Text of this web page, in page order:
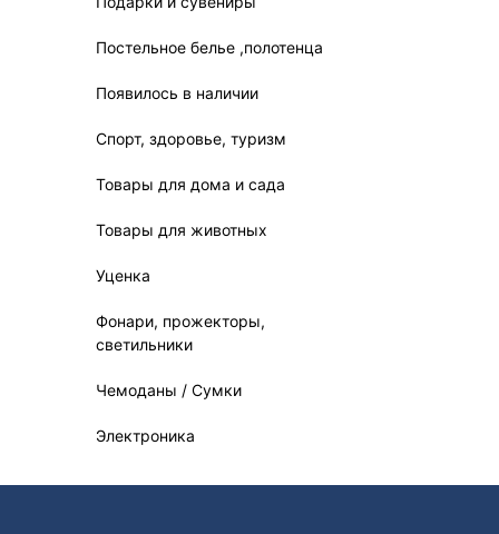
Постельное белье ,полотенца
Появилось в наличии
Спорт, здоровье, туризм
Товары для дома и сада
Товары для животных
Уценка
Фонари, прожекторы,
светильники
Чемоданы / Сумки
Электроника